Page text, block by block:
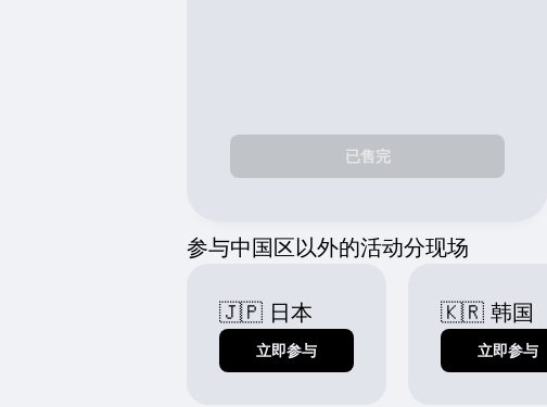
已售完
参与中国区以外的活动分现场
🇯🇵 日本
立即参与
🇰🇷 韩国
立即参与